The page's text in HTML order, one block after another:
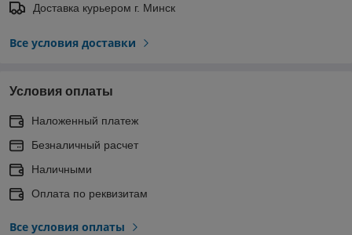
Доставка курьером г. Минск
Все условия доставки
Условия оплаты
Наложенный платеж
Безналичный расчет
Наличными
Оплата по реквизитам
Все условия оплаты